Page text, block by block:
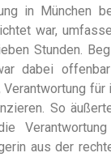
in München
war,
Stunden.
dabei
für
So
aus der